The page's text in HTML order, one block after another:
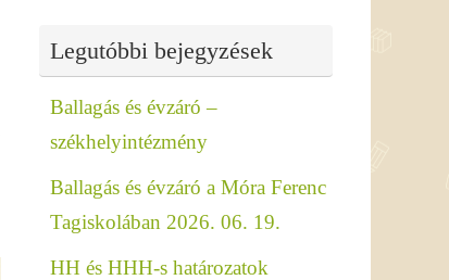
Legutóbbi bejegyzések
Ballagás és évzáró –
székhelyintézmény
Ballagás és évzáró a Móra Ferenc
Tagiskolában 2026. 06. 19.
HH és HHH-s határozatok